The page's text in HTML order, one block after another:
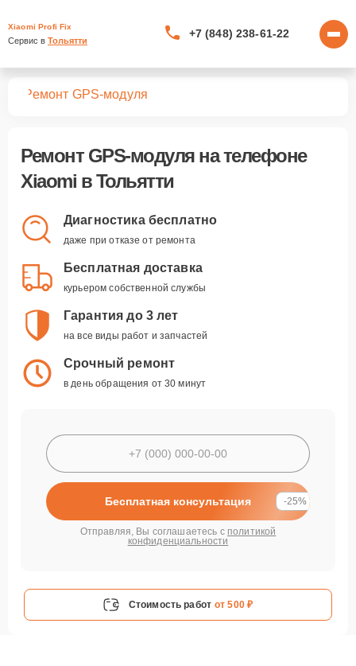
Xiaomi Profi Fix
Сервис в Тольятти
+7 (848) 238-61-22
Ремонт GPS-модуля
Ремонт GPS-модуляна телефоне
Xiaomi в Тольятти
Диагностика бесплатно
даже при отказе от ремонта
Бесплатная доставка
курьером собственной службы
Гарантия до 3 лет
на все виды работ и запчастей
Срочный ремонт
в день обращения от 30 минут
Бесплатная консультация -25%
Отправляя, Вы соглашаетесь с политикой
конфиденциальности
Стоимость работ от 500 ₽